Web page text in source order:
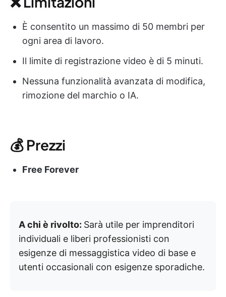
È consentito un massimo di 50 membri per
ogni area di lavoro.
Il limite di registrazione video è di 5 minuti.
Nessuna funzionalità avanzata di modifica,
rimozione del marchio o IA.
💰 Prezzi
Free Forever
A chi è rivolto: Sarà utile per imprenditori
individuali e liberi professionisti con
esigenze di messaggistica video di base e
utenti occasionali con esigenze sporadiche.